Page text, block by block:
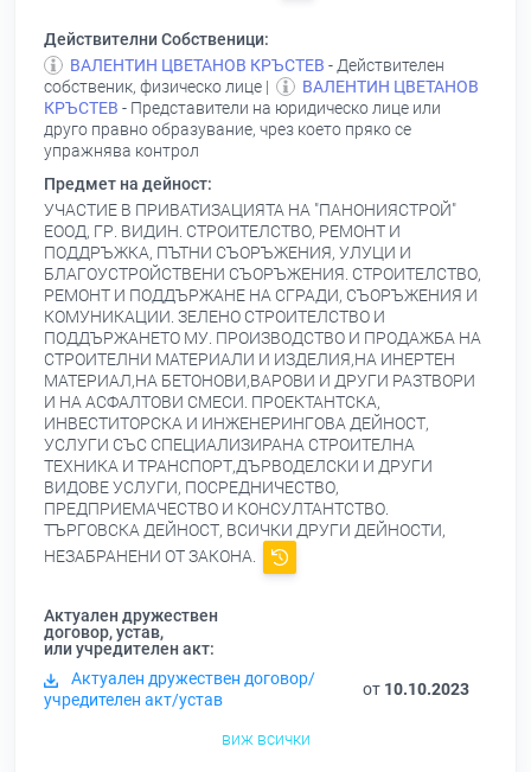
Действителни Собственици:
ВАЛЕНТИН ЦВЕТАНОВ КРЪСТЕВ - Действителен
собственик, физическо лице |
ВАЛЕНТИН ЦВЕТАНОВ
КРЪСТЕВ - Представители на юридическо лице или
друго правно образувание, чрез което пряко се
упражнява контрол
Предмет на дейност:
УЧАСТИЕ В ПРИВАТИЗАЦИЯТА НА "ПАНОНИЯСТРОЙ"
ЕООД, ГР. ВИДИН. СТРОИТЕЛСТВО, РЕМОНТ И
ПОДДРЪЖКА, ПЪТНИ СЪОРЪЖЕНИЯ, УЛУЦИ И
БЛАГОУСТРОЙСТВЕНИ СЪОРЪЖЕНИЯ. СТРОИТЕЛСТВО,
РЕМОНТ И ПОДДЪРЖАНЕ НА СГРАДИ, СЪОРЪЖЕНИЯ И
КОМУНИКАЦИИ. ЗЕЛЕНО СТРОИТЕЛСТВО И
ПОДДЪРЖАНЕТО МУ. ПРОИЗВОДСТВО И ПРОДАЖБА НА
СТРОИТЕЛНИ МАТЕРИАЛИ И ИЗДЕЛИЯ,НА ИНЕРТЕН
МАТЕРИАЛ,НА БЕТОНОВИ,ВАРОВИ И ДРУГИ РАЗТВОРИ
И НА АСФАЛТОВИ СМЕСИ. ПРОЕКТАНТСКА,
ИНВЕСТИТОРСКА И ИНЖЕНЕРИНГОВА ДЕЙНОСТ,
УСЛУГИ СЪС СПЕЦИАЛИЗИРАНА СТРОИТЕЛНА
ТЕХНИКА И ТРАНСПОРТ,ДЪРВОДЕЛСКИ И ДРУГИ
ВИДОВЕ УСЛУГИ, ПОСРЕДНИЧЕСТВО,
ПРЕДПРИЕМАЧЕСТВО И КОНСУЛТАНТСТВО.
ТЪРГОВСКА ДЕЙНОСТ, ВСИЧКИ ДРУГИ ДЕЙНОСТИ,
НЕЗАБРАНЕНИ ОТ ЗАКОНА.
Актуален дружествен
договор, устав,
или учредителен акт:
Актуален дружествен договор/
учредителен акт/устав
от 10.10.2023
виж всички